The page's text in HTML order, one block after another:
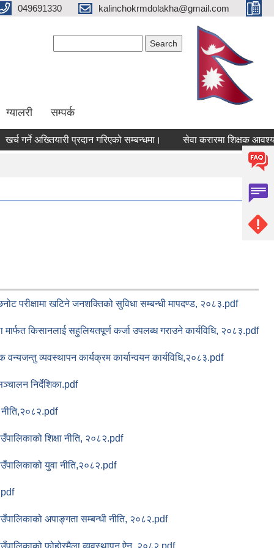
049691330 kalinchokrmdolakha@gmail.com
ग्यालरी सम्पर्क
गर्ने अख्तियारी प्रदान गरिएको सम्बन्धमा। सेवा करारमा शिक्षक
परीक्षामा खटिने जनशक्तिको सुविधा सम्बन्धी मापदण्ड, २०८३.pdf
मार्फत किसानलाई सहुलियतपूर्ण कर्जा उपलब्ध गराउने कार्यविधि, २०८३.pdf
वन्यजन्तु व्यवस्थापन कार्यक्रम कार्यान्वयन कार्यविधि,२०८३.pdf
निर्देशिका.pdf
नीति,२०८२.pdf
शिक्षा नीति, २०८२.pdf
युवा नीति,२०८२.pdf
अपाङ्‍गता सम्बन्धी नीति, २०८२.pdf